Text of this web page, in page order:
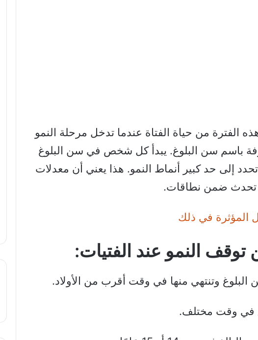
الفترة من حياة الفتاة عندما تدخل مرحلة النمو
باسم سن البلوغ. يبدأ كل شخص في سن البلوغ
إلى حد كبير أنماط النمو. هذا يعني أن معدلات
تحدث ضمن نطاقات.
المؤثرة في ذلك
النمو عند الفتيات:
البلوغ وتنتهي منها في وقت أقرب من الأولاد.
وقت مختلف.